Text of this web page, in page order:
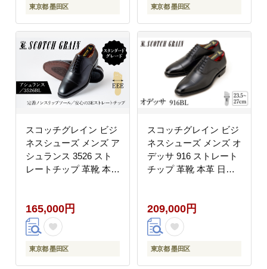
東京都 墨田区 東京都 墨田区
スコッチグレイン ビジ
ネスシューズ メンズ ア
シュランス 3526 スト
レートチップ 革靴 本革
165,000円
東京都 墨田区
スコッチグレイン ビジ
ネスシューズ メンズ オ
デッサ 916 ストレート
チップ 革靴 本革 日本
209,000円
東京都 墨田区